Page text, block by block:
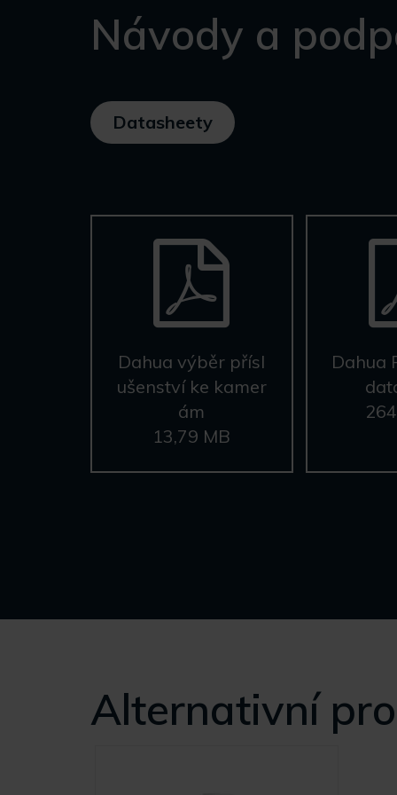
Návody a
Datasheety
Dahua výběr přísl
ušenství ke kamer
ám
13,79 MB
Dahua
Alternativní